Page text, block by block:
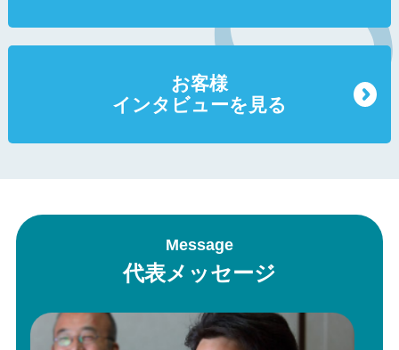
お客様
インタビューを見る
Message
代表メッセージ